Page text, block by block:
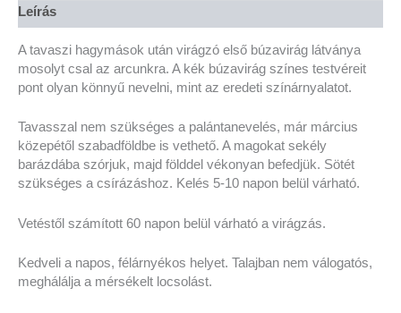
Leírás
A tavaszi hagymások után virágzó első búzavirág látványa
mosolyt csal az arcunkra. A kék búzavirág színes testvéreit
pont olyan könnyű nevelni, mint az eredeti színárnyalatot.
Tavasszal nem szükséges a palántanevelés, már március
közepétől szabadföldbe is vethető. A magokat sekély
barázdába szórjuk, majd földdel vékonyan befedjük. Sötét
szükséges a csírázáshoz. Kelés 5-10 napon belül várható.
Vetéstől számított 60 napon belül várható a virágzás.
Kedveli a napos, félárnyékos helyet. Talajban nem válogatós,
meghálálja a mérsékelt locsolást.